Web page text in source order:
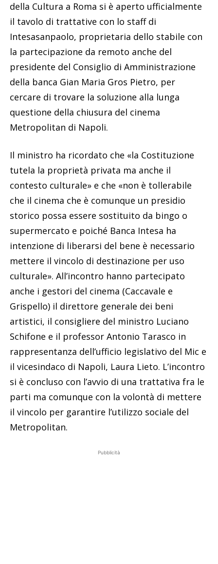
della Cultura a Roma si è aperto ufficialmente
il tavolo di trattative con lo staff di
Intesasanpaolo, proprietaria dello stabile con
la partecipazione da remoto anche del
presidente del Consiglio di Amministrazione
della banca Gian Maria Gros Pietro, per
cercare di trovare la soluzione alla lunga
questione della chiusura del cinema
Metropolitan di Napoli.
Il ministro ha ricordato che «la Costituzione
tutela la proprietà privata ma anche il
contesto culturale» e che «non è tollerabile
che il cinema che è comunque un presidio
storico possa essere sostituito da bingo o
supermercato e poiché Banca Intesa ha
intenzione di liberarsi del bene è necessario
mettere il vincolo di destinazione per uso
culturale». All’incontro hanno partecipato
anche i gestori del cinema (Caccavale e
Grispello) il direttore generale dei beni
artistici, il consigliere del ministro Luciano
Schifone e il professor Antonio Tarasco in
rappresentanza dell’ufficio legislativo del Mic e
il vicesindaco di Napoli, Laura Lieto. L’incontro
si è concluso con l’avvio di una trattativa fra le
parti ma comunque con la volontà di mettere
il vincolo per garantire l’utilizzo sociale del
Metropolitan.
Pubblicità